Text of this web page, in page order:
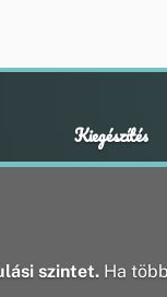
Kiegészítés
szintet. Ha